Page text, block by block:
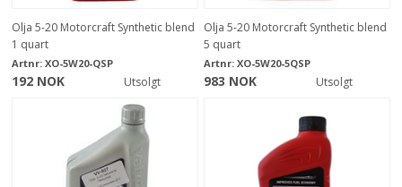
Olja 5-20 Motorcraft Synthetic blend
1 quart
Artnr: XO-5W20-QSP
192 NOK Utsolgt
Olja 5-20 Motorcraft Synthetic blend
5 quart
Artnr: XO-5W20-5QSP
983 NOK Utsolgt